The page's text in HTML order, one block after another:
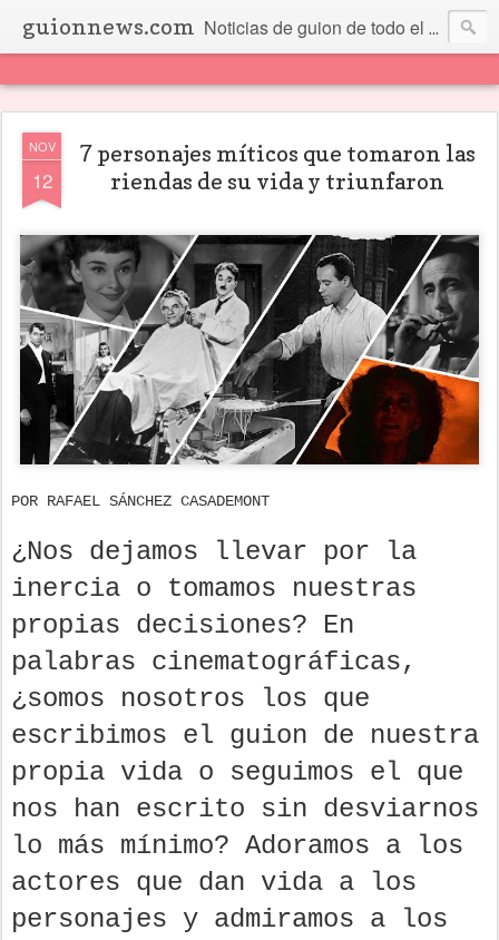
guionnews.com Noticias de guion de todo el mundo... Y más.
NOV
12
7 personajes míticos que tomaron las
riendas de su vida y triunfaron
POR RAFAEL SÁNCHEZ CASADEMONT
¿Nos dejamos llevar por la
inercia o tomamos nuestras
propias decisiones? En
palabras cinematográficas,
¿somos nosotros los que
escribimos el guion de nuestra
propia vida o seguimos el que
nos han escrito sin desviarnos
lo más mínimo? Adoramos a los
actores que dan vida a los
personajes y admiramos a los